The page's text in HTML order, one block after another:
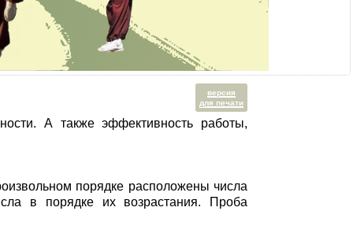
версия
для печати
А также эффективность работы,
порядке расположены числа
в порядке их возрастания. Проба